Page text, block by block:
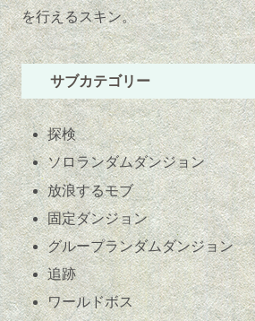
を行えるスキン。
サブカテゴリー
探検
ソロランダムダンジョン
放浪するモブ
固定ダンジョン
グループランダムダンジョン
追跡
ワールドボス